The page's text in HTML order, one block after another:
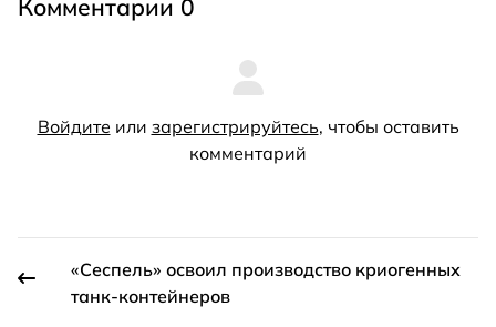
Комментарии 0
Войдите или зарегистрируйтесь, чтобы оставить
комментарий
«Сеспель» освоил производство криогенных
танк-контейнеров